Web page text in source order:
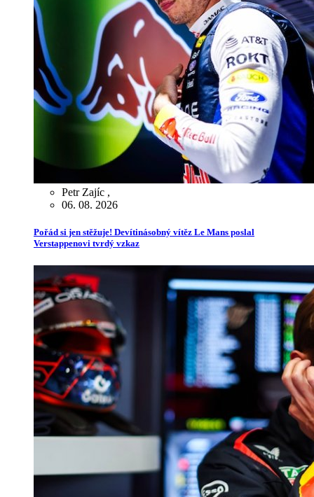
Petr Zajíc ,
06. 08. 2026
Pořád si jen stěžuje! Devítinásobný vítěz Le Mans poslal
Verstappenovi tvrdý vzkaz